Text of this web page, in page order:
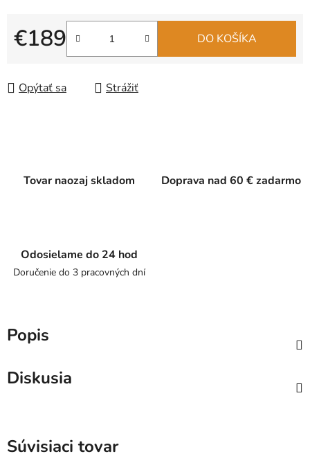
€189
Jednotková cena:
DO KOŠÍKA
Opýtať sa Strážiť
Tovar naozaj skladom Doprava nad 60 € zadarmo
Odosielame do 24 hod
Doručenie do 3 pracovných dní
Popis
Diskusia
Súvisiaci tovar